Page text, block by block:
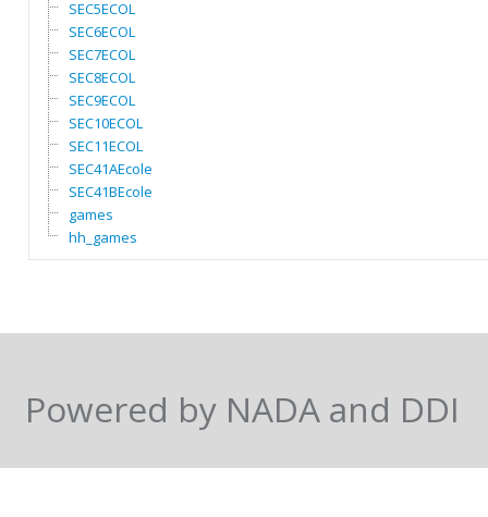
SEC5ECOL
SEC6ECOL
SEC7ECOL
SEC8ECOL
SEC9ECOL
SEC10ECOL
SEC11ECOL
SEC41AEcole
SEC41BEcole
games
hh_games
Powered by NADA and DDI